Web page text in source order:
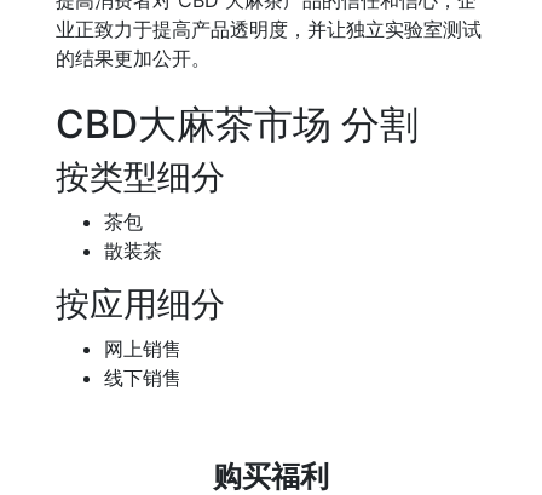
业正致力于提高产品透明度，并让独立实验室测试
的结果更加公开。
CBD大麻茶市场 分割
按类型细分
茶包
散装茶
按应用细分
网上销售
线下销售
购买福利